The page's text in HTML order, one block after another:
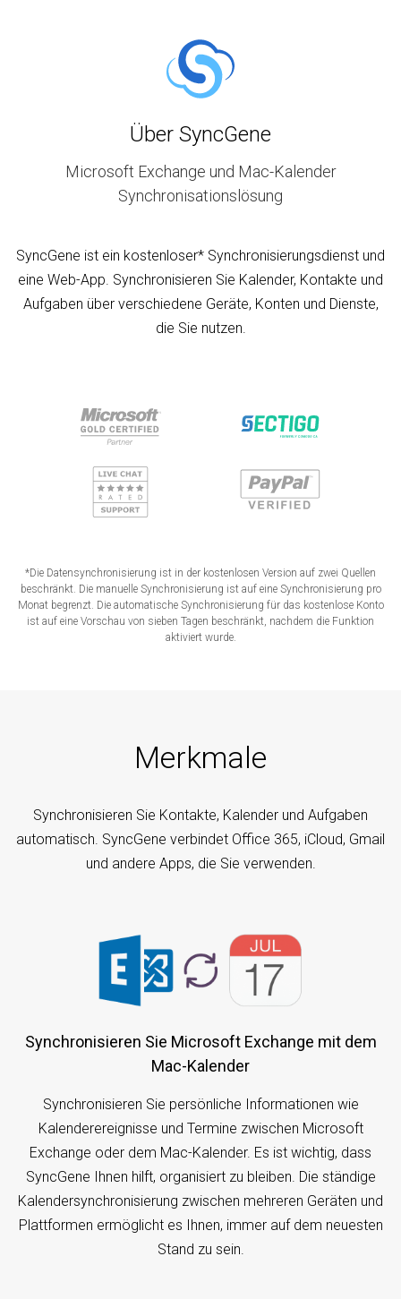
Über SyncGene
Microsoft Exchange und Mac-Kalender
Synchronisationslösung
SyncGene ist ein kostenloser* Synchronisierungsdienst und
eine Web-App. Synchronisieren Sie Kalender, Kontakte und
Aufgaben über verschiedene Geräte, Konten und Dienste,
die Sie nutzen.
*Die Datensynchronisierung ist in der kostenlosen Version auf zwei Quellen
beschränkt. Die manuelle Synchronisierung ist auf eine Synchronisierung pro
Monat begrenzt. Die automatische Synchronisierung für das kostenlose Konto
ist auf eine Vorschau von sieben Tagen beschränkt, nachdem die Funktion
aktiviert wurde.
Merkmale
Synchronisieren Sie Kontakte, Kalender und Aufgaben
automatisch. SyncGene verbindet Office 365, iCloud, Gmail
und andere Apps, die Sie verwenden.
Synchronisieren Sie Microsoft Exchange mit dem
Mac-Kalender
Synchronisieren Sie persönliche Informationen wie
Kalenderereignisse und Termine zwischen Microsoft
Exchange oder dem Mac-Kalender. Es ist wichtig, dass
SyncGene Ihnen hilft, organisiert zu bleiben. Die ständige
Kalendersynchronisierung zwischen mehreren Geräten und
Plattformen ermöglicht es Ihnen, immer auf dem neuesten
Stand zu sein.